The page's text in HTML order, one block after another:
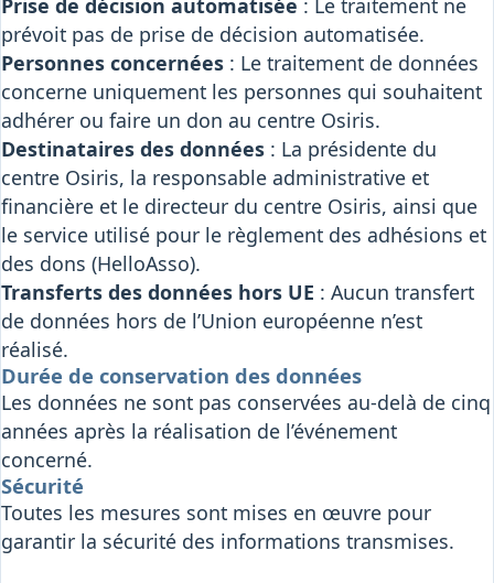
Prise de décision automatisée : Le traitement ne
prévoit pas de prise de décision automatisée.
Personnes concernées : Le traitement de données
concerne uniquement les personnes qui souhaitent
adhérer ou faire un don au centre Osiris.
Destinataires des données : La présidente du
centre Osiris, la responsable administrative et
financière et le directeur du centre Osiris, ainsi que
le service utilisé pour le règlement des adhésions et
des dons (HelloAsso).
Transferts des données hors UE : Aucun transfert
de données hors de l’Union européenne n’est
réalisé.
Durée de conservation des données
Les données ne sont pas conservées au-delà de cinq
années après la réalisation de l’événement
concerné.
Sécurité
Toutes les mesures sont mises en œuvre pour
garantir la sécurité des informations transmises.